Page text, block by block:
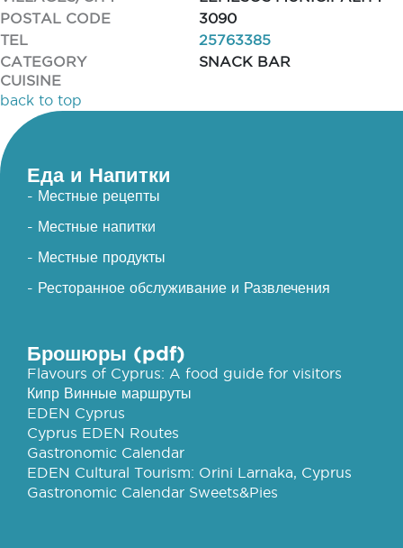
POSTAL CODE
3090
TEL
25763385
CATEGORY
SNACK BAR
CUISINE
back to top
Еда и Напитки
- Местные рецепты
- Местные напитки
- Местные продукты
- Ресторанное обслуживание и Развлечения
Брошюры (pdf)
Flavours of Cyprus: A food guide for visitors
Кипр Винные маршруты
EDEN Cyprus
Cyprus EDEN Routes
Gastronomic Calendar
EDEN Cultural Tourism: Orini Larnaka, Cyprus
Gastronomic Calendar Sweets&Pies